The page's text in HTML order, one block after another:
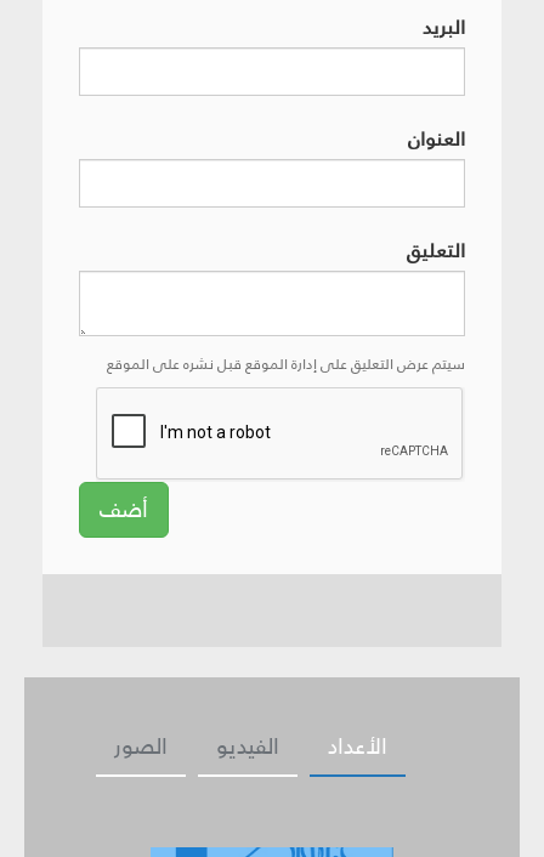
البريد
العنوان
التعليق
سيتم عرض التعليق على إدارة الموقع قبل نشره على الموقع
أضف
الصور الفيديو الأعداد